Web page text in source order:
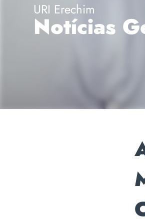
URI Erechim
Notícias